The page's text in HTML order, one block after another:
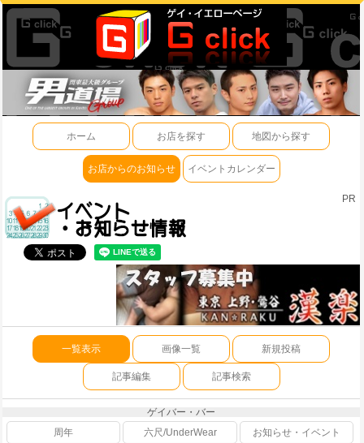
ホーム お店を探す 地図から探す
お店からのお知らせ イベントカレンダー
PR
一覧表示 画像一覧 新規投稿
記事編集 記事検索
ゲイバー・バー
周年
六尺/UnderWear
お知らせ・イベント